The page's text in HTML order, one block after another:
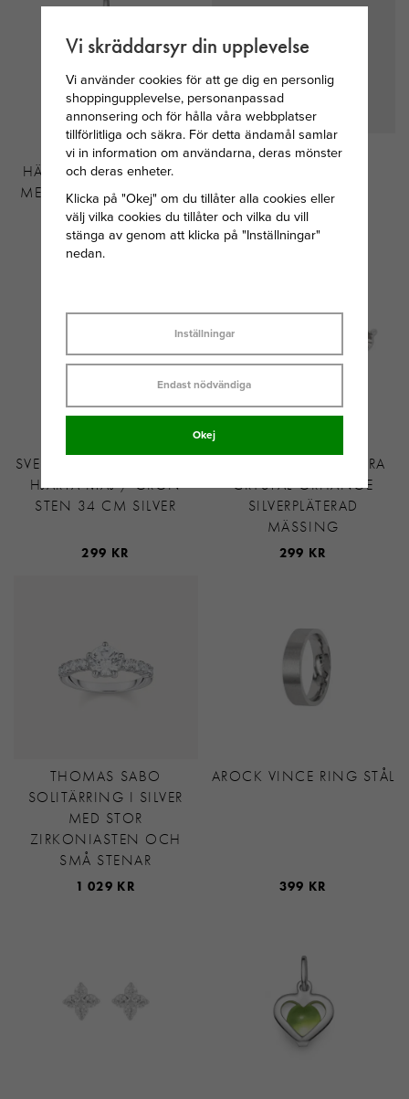
SVEDBOM
HÄNGSMYCKE I SILVER
MED JUNI MÅNADSTEN
MÅNSTEN
149 KR
SKULTUNA LÄDER
STÅL/BRUN
1 000 KR
SVEDBOM MÅNADSSTEN
HJÄRTA MAJ / GRÖN
STEN 34 CM SILVER
299 KR
SNÖ OF SWEDEN EIRA
CRYSTAL ÖRHÄNGE
SILVERPLÄTERAD
MÄSSING
299 KR
THOMAS SABO
SOLITÄRRING I SILVER
MED STOR
ZIRKONIASTEN OCH
SMÅ STENAR
1 029 KR
AROCK VINCE RING STÅL
399 KR
Vi skräddarsyr din upplevelse
Vi använder cookies för att ge dig en personlig
shoppingupplevelse, personanpassad
annonsering och för hålla våra webbplatser
tillförlitliga och säkra. För detta ändamål samlar
vi in information om användarna, deras mönster
och deras enheter.
Klicka på "Okej" om du tillåter alla cookies eller
välj vilka cookies du tillåter och vilka du vill
stänga av genom att klicka på "Inställningar"
nedan.
Inställningar
Endast nödvändiga
Okej